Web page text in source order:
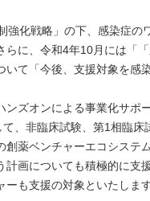
化戦略」の下、感染症の
に、令和4年10月には「
て「今後、支援対象を感
ズオンによる事業化サポ
、非臨床試験、第1相臨
薬ベンチャーエコシステ
画についても積極的に支
も支援の対象といたします